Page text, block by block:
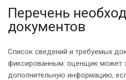
Перечень
документов
Список сведений и требуемых
фиксированным: оценщик может
дополнительную информацию,